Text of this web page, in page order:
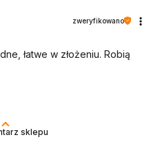
sklepu
zweryfikowano
łatwe w złożeniu. Robią